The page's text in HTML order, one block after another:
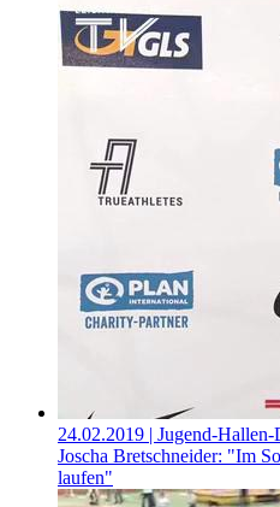
24.02.2019 | Jugend-
Joscha Bretschneider: "Im
laufen"